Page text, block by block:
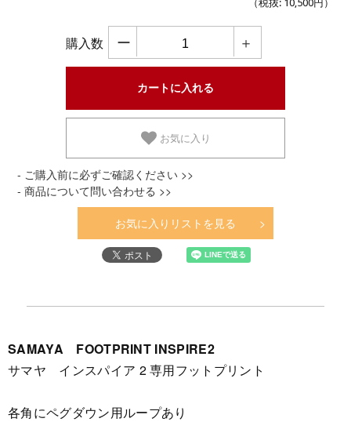
（税抜: 10,500円 ）
購入数 ー ＋
お気に入り
- ご購入前に必ずご確認ください >>
- 商品について問い合わせる >>
お気に入りリストを見る
SAMAYA FOOTPRINT INSPIRE2
サマヤ インスパイア 2 専用フットプリント
各角にペグダウン用ループあり